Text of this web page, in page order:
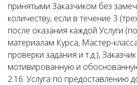
принятыми Заказчиком без
количеству, если в течение 3
после оказания каждой Услуги
материалам Курса, Мастер-
проверки задания и т.д.),
мотивированную и
2.16. Услуга по предоставлению